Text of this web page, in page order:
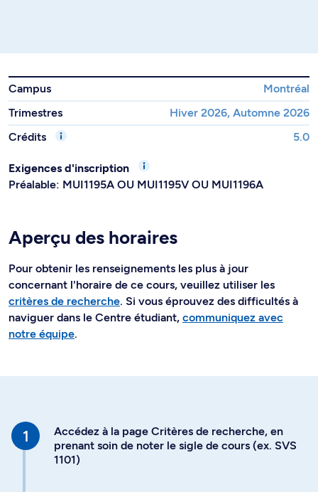
Campus
Montréal
Trimestres
Hiver 2026, Automne 2026
Crédits
5.0
Exigences d'inscription
Préalable: MUI1195A OU MUI1195V OU MUI1196A
Aperçu des horaires
Pour obtenir les renseignements les plus à jour
concernant l'horaire de ce cours, veuillez utiliser les
critères de recherche. Si vous éprouvez des difficultés à
naviguer dans le Centre étudiant, communiquez avec
notre équipe.
Accédez à la page Critères de recherche, en
prenant soin de noter le sigle de cours (ex. SVS
1101)